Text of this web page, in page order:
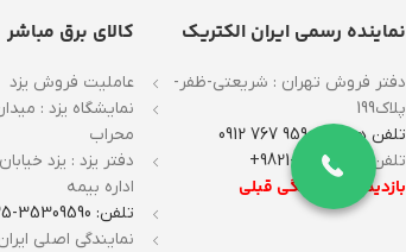
نماینده رسمی ایران الکتریک
دفتر فروش تهران : شریعتی-ظفر-
پلاک199
تلفن همراه : 9590 767 0912
تلفن :
22271700-9821+
بازدید با هماهنگی قبلی
کالای برق مباشر
عاملیت فروش یزد
نمایشگاه یزد :
محراب
دفتر یزد : یزد
اداره بیمه
تلفن: 35309590-9835+
نمایندگی اصلی